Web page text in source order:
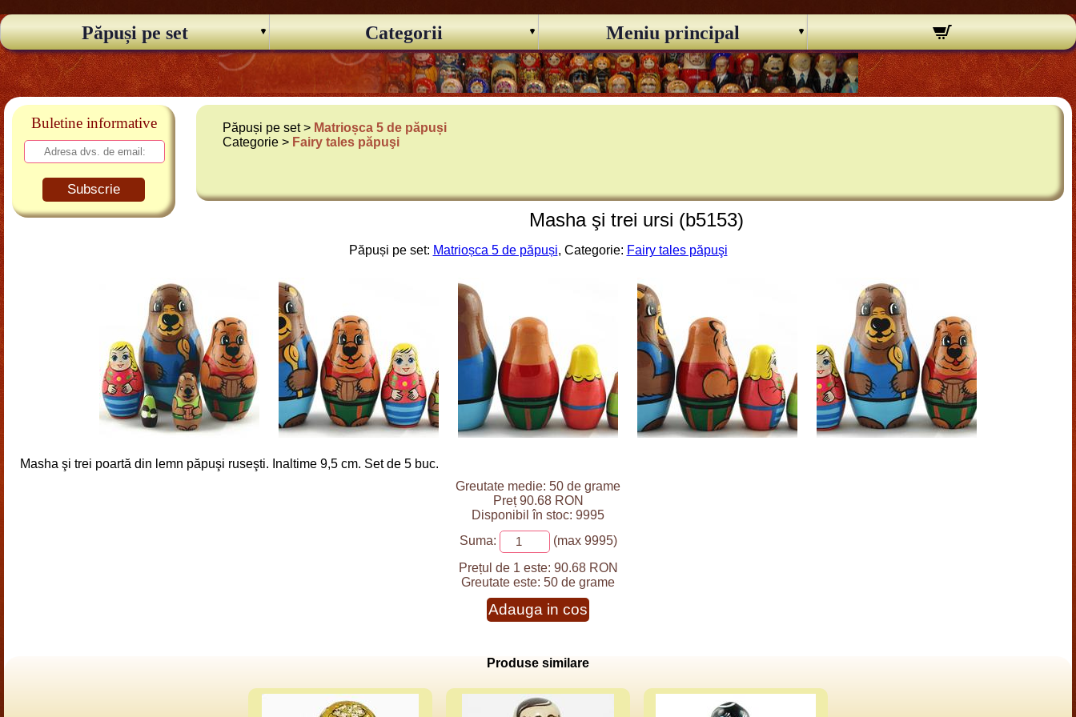
Păpuși pe set Categorii Meniu principal
Buletine informative
Subscrie
Păpuși pe set > Matrioșca 5 de păpuși
Categorie > Fairy tales păpuşi
Masha şi trei ursi (b5153)
Păpuși pe set: Matrioșca 5 de păpuși, Categorie: Fairy tales păpuşi
Masha şi trei poartă din lemn păpuşi ruseşti. Inaltime 9,5 cm. Set de 5 buc.
Greutate medie: 50 de grame
Preț 90.68 RON
Disponibil în stoc: 9995
Suma:
(max 9995)
Prețul de 1 este: 90.68 RON
Greutate este: 50 de grame
Adauga in cos
Produse similare